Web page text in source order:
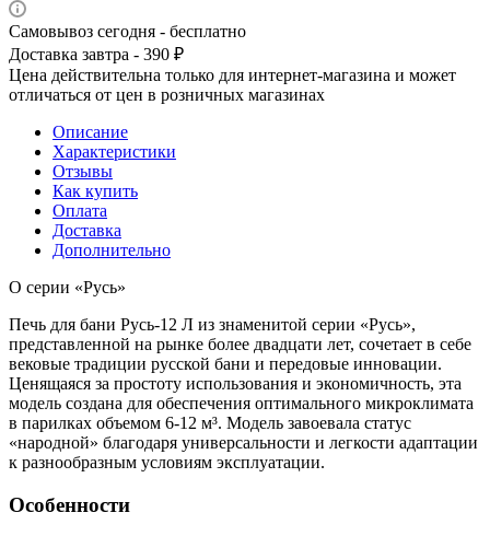
Самовывоз сегодня - бесплатно
Доставка завтра - 390 ₽
Цена действительна только для интернет-магазина и может
отличаться от цен в розничных магазинах
Описание
Характеристики
Отзывы
Как купить
Оплата
Доставка
Дополнительно
О серии «Русь»
Печь для бани Русь-12 Л из знаменитой серии «Русь»,
представленной на рынке более двадцати лет, сочетает в себе
вековые традиции русской бани и передовые инновации.
Ценящаяся за простоту использования и экономичность, эта
модель создана для обеспечения оптимального микроклимата
в парилках объемом 6-12 м³. Модель завоевала статус
«народной» благодаря универсальности и легкости адаптации
к разнообразным условиям эксплуатации.
Особенности